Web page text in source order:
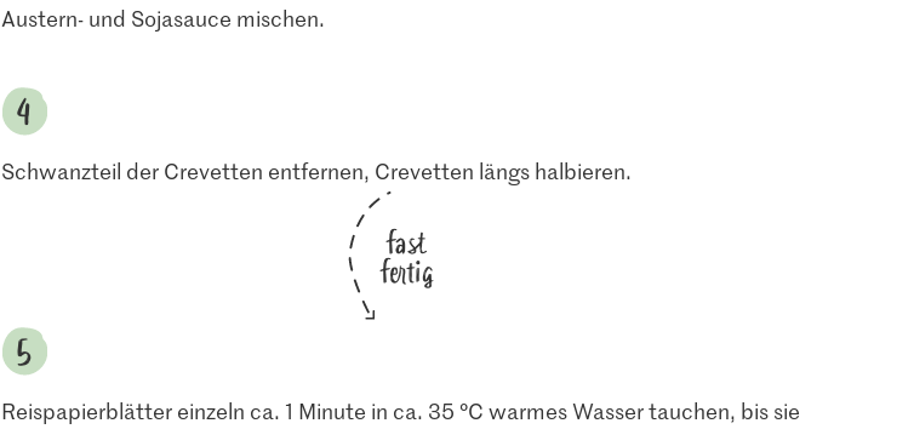
Austern- und Sojasauce mischen.
Schwanzteil der Crevetten entfernen, Crevetten längs halbieren.
fast
fertig
Reispapierblätter einzeln ca. 1 Minute in ca. 35 °C warmes Wasser tauchen, bis sie